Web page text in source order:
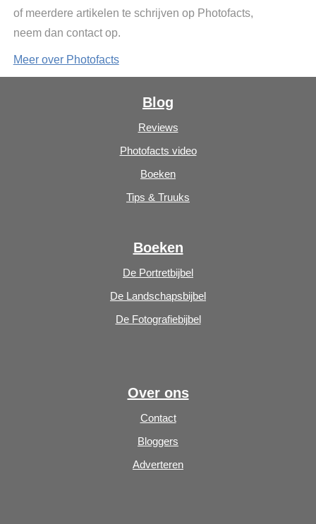
of meerdere artikelen te schrijven op Photofacts,
neem dan contact op.
Meer over Photofacts
Blog
Reviews
Photofacts video
Boeken
Tips & Truuks
Boeken
De Portretbijbel
De Landschapsbijbel
De Fotografiebijbel
Over ons
Contact
Bloggers
Adverteren